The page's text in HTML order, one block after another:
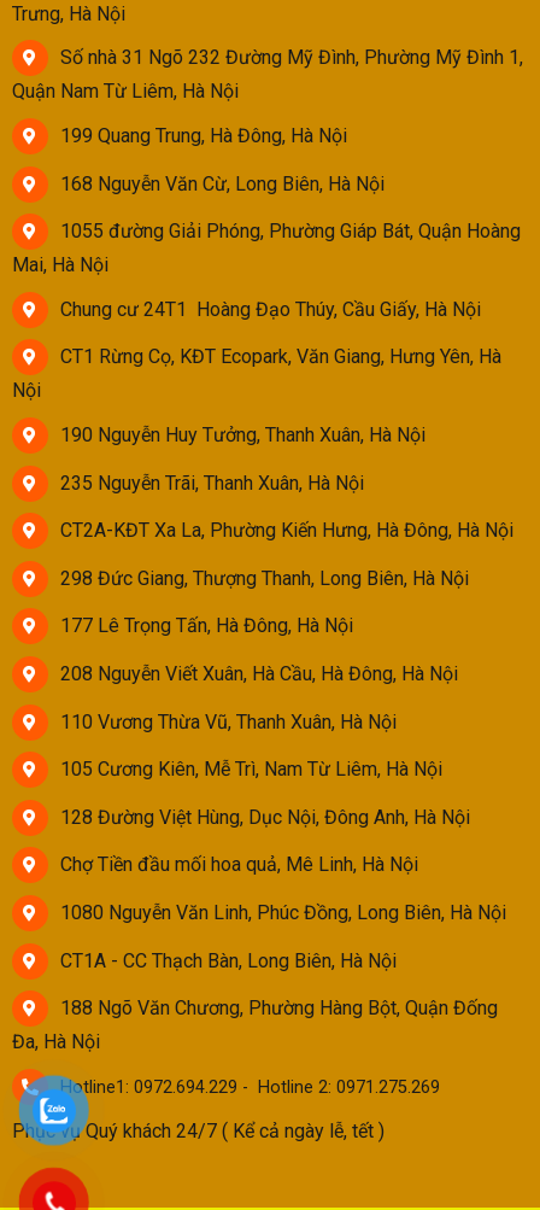
Trưng, Hà Nội
Số nhà 31 Ngõ 232 Đường Mỹ Đình, Phường Mỹ Đình 1,
Quận Nam Từ Liêm, Hà Nội
199 Quang Trung, Hà Đông, Hà Nội
168 Nguyễn Văn Cừ, Long Biên, Hà Nội
1055 đường Giải Phóng, Phường Giáp Bát, Quận Hoàng
Mai, Hà Nội
Chung cư 24T1 Hoàng Đạo Thúy, Cầu Giấy, Hà Nội
CT1 Rừng Cọ, KĐT Ecopark, Văn Giang, Hưng Yên, Hà
Nội
190 Nguyễn Huy Tưởng, Thanh Xuân, Hà Nội
235 Nguyễn Trãi, Thanh Xuân, Hà Nội
CT2A-KĐT Xa La, Phường Kiến Hưng, Hà Đông, Hà Nội
298 Đức Giang, Thượng Thanh, Long Biên, Hà Nội
177 Lê Trọng Tấn, Hà Đông, Hà Nội
208 Nguyễn Viết Xuân, Hà Cầu, Hà Đông, Hà Nội
110 Vương Thừa Vũ, Thanh Xuân, Hà Nội
105 Cương Kiên, Mễ Trì, Nam Từ Liêm, Hà Nội
128 Đường Việt Hùng, Dục Nội, Đông Anh, Hà Nội
Chợ Tiền đầu mối hoa quả, Mê Linh, Hà Nội
1080 Nguyễn Văn Linh, Phúc Đồng, Long Biên, Hà Nội
CT1A - CC Thạch Bàn, Long Biên, Hà Nội
188 Ngõ Văn Chương, Phường Hàng Bột, Quận Đống
Đa, Hà Nội
Hotline1: 0972.694.229 - Hotline 2: 0971.275.269
Phục vụ Quý khách 24/7 ( Kể cả ngày lễ, tết )